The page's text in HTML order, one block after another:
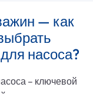
— как
насоса?
– ключевой